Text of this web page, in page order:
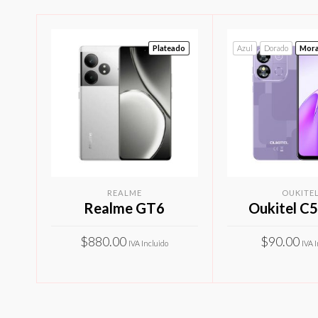
Plateado
REALME
Realme GT6
$880.00 IVA Incluido
Azul Dorado
OUKITEL
Oukitel
$90.00 IVA